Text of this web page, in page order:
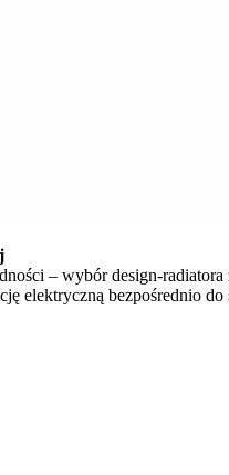
– wybór design-
elektryczną bezpośrednio do